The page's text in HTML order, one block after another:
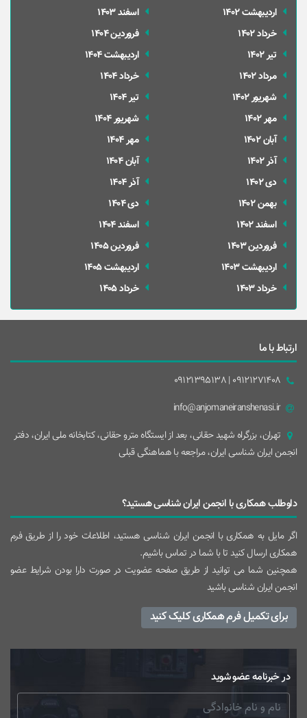
ارديبهشت 1402
خرداد 1402
تير 1402
مرداد 1402
شهریور 1402
مهر 1402
آبان 1402
آذر 1402
دی 1402
بهمن 1402
اسفند 1402
فروردین 1403
ارديبهشت 1403
خرداد 1403
اسفند 1403
فروردین 1404
ارديبهشت 1404
خرداد 1404
تير 1404
شهریور 1404
مهر 1404
آبان 1404
آذر 1404
دی 1404
اسفند 1404
فروردین 1405
ارديبهشت 1405
خرداد 1405
ارتباط با ما
09121271408 | 09121395138
info@anjomaneiranshenasi.ir
تهران، بزرگراه شهيد حقانی، بعد از ايستگاه مترو حقانی، کتابخانه ملی ایران، دفتر
انجمن ایران شناسی ایران، مراجعه با هماهنگی قبلی
داوطلب همکاری با انجمن ایران شناسی هستید؟
اگر مایل به همکاری با انجمن ایران شناسی هستید، اطلاعات خود را از طریق فرم
همکاری ارسال کنید تا با شما در تماس باشیم.
همچنین شما می توانید از طریق صفحه عضویت در صورت دارا بودن شرایط عضو
انجمن ایران شناسی باشید
برای تکمیل فرم همکاری کلیک کنید
در خبرنامه عضو شوید